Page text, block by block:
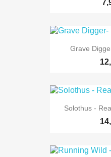
Grave
Solothus -